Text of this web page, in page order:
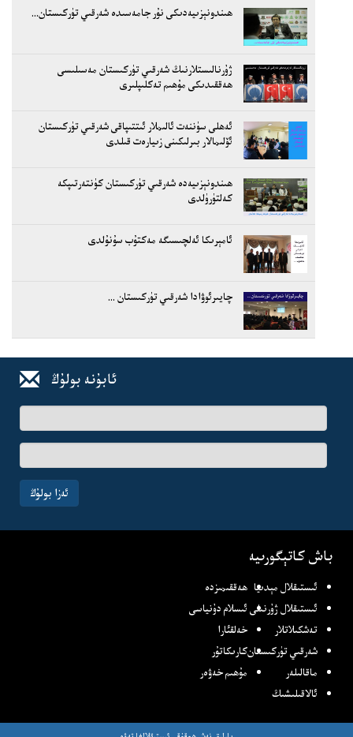
ھىندونېزىيەدىكى نۇر جامەسىدە شەرقىي تۈركىستان...
ژۇرنالىستلارنىڭ شەرقىي تۈركىستان مەسىلىسى
ھەققىدىكى مۇھىم تەكلىپلىرى
ئەھلى سۈننەت ئالىملار ئىتتىپاقى شەرقىي تۈركىستان
ئۆلىمالار بىرلىكىنى زىيارەت قىلدى
ھىندونېزىيەدە شەرقىي تۈركىستان كۈنتەرتىپكە
كەلتۈرۈلدى
ئامېرىكا ئەلچىسىگە مەكتۇب سۇنۇلدى
چايىرئوۋادا شەرقىي تۈركىستان ...
ئابۇنە بولۇڭ
ئىسىم-
فامىلىڭىز
ئېلخەت
ئادرىسىڭىز
ئەزا بولۇڭ
باش كاتېگورىيە
ئىستىقلال مېدىيا ھەققىمىزدە
ئىستىقلال ژۇرنىلى ئىسلام دۇنياسى
تەشكىلاتلار
خەلقئارا
شەرقىي تۈركىستانكارىكاتۇر
ماقالىلەر
مۇھىم خەۋەر
ئالاقىلىشىڭ